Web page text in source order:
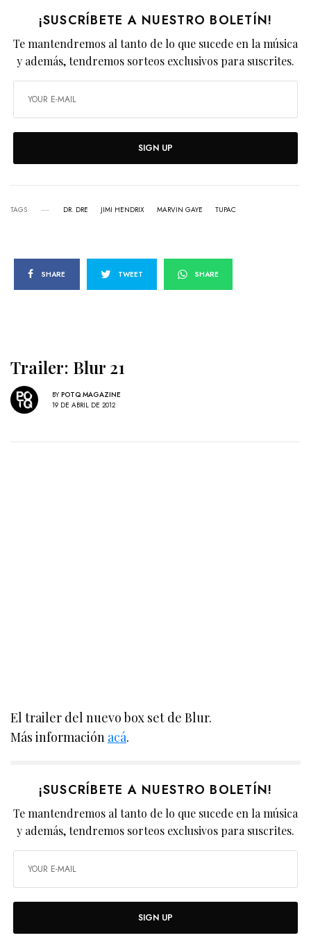
¡SUSCRÍBETE A NUESTRO BOLETÍN!
Te mantendremos al tanto de lo que sucede en la música
y además, tendremos sorteos exclusivos para suscrites.
SIGN UP
TAGS DR. DRE JIMI HENDRIX MARVIN GAYE TUPAC
SHARE TWEET SHARE
Trailer: Blur 21
BY POTQ MAGAZINE
19 DE ABRIL DE 2012
El trailer del nuevo box set de Blur.
Más información acá.
¡SUSCRÍBETE A NUESTRO BOLETÍN!
Te mantendremos al tanto de lo que sucede en la música
y además, tendremos sorteos exclusivos para suscrites.
SIGN UP